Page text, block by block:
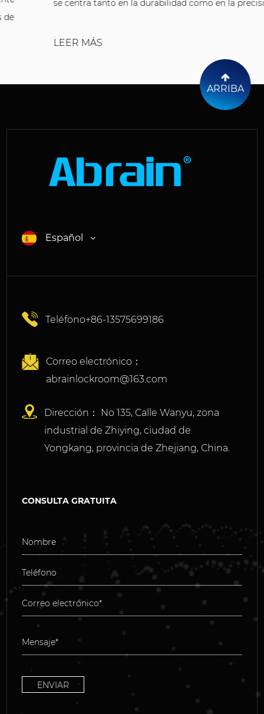
se centra tanto en la durabilidad como en la precisión. La ...
LEER MÁS
ARRIBA
Español
Teléfono+86-13575699186
Correo electrónico：
abrainlockroom@163.com
Dirección： No 135, Calle Wanyu, zona
industrial de Zhiying, ciudad de
Yongkang, provincia de Zhejiang, China.
CONSULTA GRATUITA